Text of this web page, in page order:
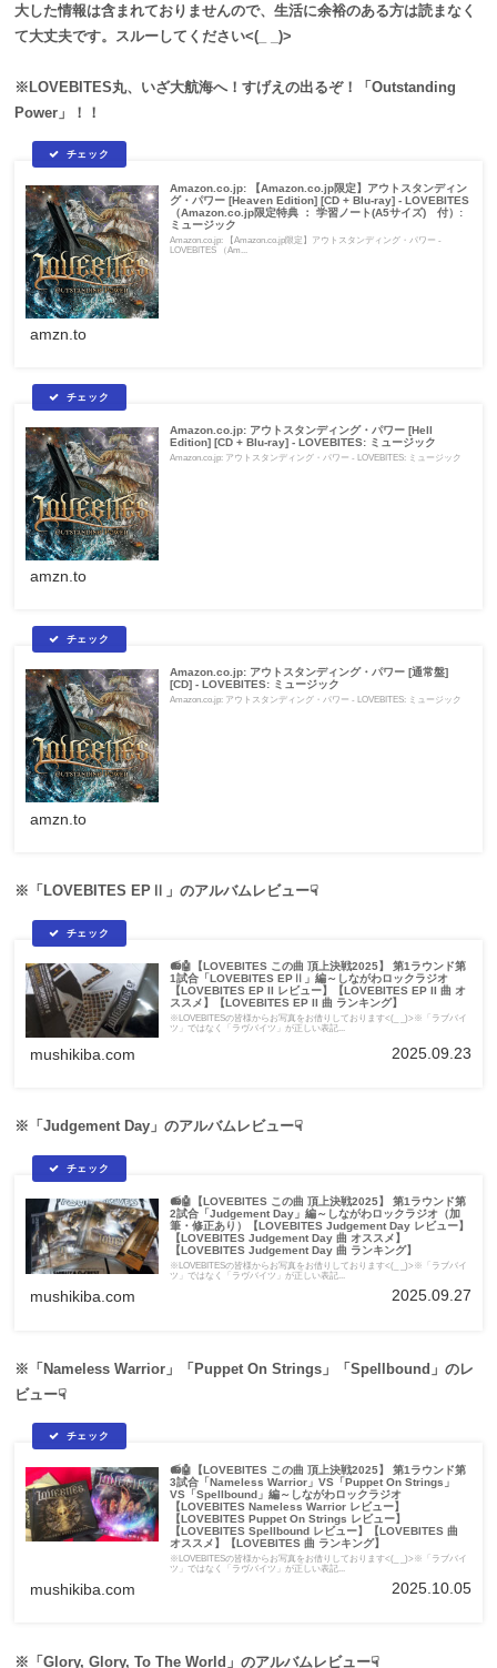
大した情報は含まれておりませんので、生活に余裕のある方は読まなく
て大丈夫です。スルーしてください<(_ _)>
※LOVEBITES丸、いざ大航海へ！すげえの出るぞ！「Outstanding
Power」！！
Amazon.co.jp: 【Amazon.co.jp限定】アウトスタンディン
グ・パワー [Heaven Edition] [CD + Blu-ray] - LOVEBITES
（Amazon.co.jp限定特典 ： 学習ノート(A5サイズ) 付）:
ミュージック
Amazon.co.jp: 【Amazon.co.jp限定】アウトスタンディング・パワー -
LOVEBITES （Am...
amzn.to
Amazon.co.jp: アウトスタンディング・パワー [Hell
Edition] [CD + Blu-ray] - LOVEBITES: ミュージック
Amazon.co.jp: アウトスタンディング・パワー - LOVEBITES: ミュージック
amzn.to
Amazon.co.jp: アウトスタンディング・パワー [通常盤]
[CD] - LOVEBITES: ミュージック
Amazon.co.jp: アウトスタンディング・パワー - LOVEBITES: ミュージック
amzn.to
※「LOVEBITES EPⅡ」のアルバムレビュー☟
📻🤖【LOVEBITES この曲 頂上決戦2025】 第1ラウンド第
1試合「LOVEBITES EPⅡ」編～しながわロックラジオ
【LOVEBITES EP II レビュー】【LOVEBITES EP II 曲 オ
ススメ】【LOVEBITES EP II 曲 ランキング】
※LOVEBITESの皆様からお写真をお借りしております<(_ _)>※「ラブバイ
ツ」ではなく「ラヴバイツ」が正しい表記...
mushikiba.com 2025.09.23
※「Judgement Day」のアルバムレビュー☟
📻🤖【LOVEBITES この曲 頂上決戦2025】 第1ラウンド第
2試合「Judgement Day」編～しながわロックラジオ（加
筆・修正あり）【LOVEBITES Judgement Day レビュー】
【LOVEBITES Judgement Day 曲 オススメ】
【LOVEBITES Judgement Day 曲 ランキング】
※LOVEBITESの皆様からお写真をお借りしております<(_ _)>※「ラブバイ
ツ」ではなく「ラヴバイツ」が正しい表記...
mushikiba.com 2025.09.27
※「Nameless Warrior」「Puppet On Strings」「Spellbound」のレ
ビュー☟
📻🤖【LOVEBITES この曲 頂上決戦2025】 第1ラウンド第
3試合「Nameless Warrior」VS「Puppet On Strings」
VS「Spellbound」編～しながわロックラジオ
【LOVEBITES Nameless Warrior レビュー】
【LOVEBITES Puppet On Strings レビュー】
【LOVEBITES Spellbound レビュー】【LOVEBITES 曲
オススメ】【LOVEBITES 曲 ランキング】
※LOVEBITESの皆様からお写真をお借りしております<(_ _)>※「ラブバイ
ツ」ではなく「ラヴバイツ」が正しい表記...
mushikiba.com 2025.10.05
※「Glory, Glory, To The World」のアルバムレビュー☟